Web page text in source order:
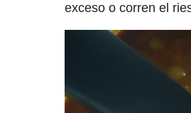
exceso o corren el